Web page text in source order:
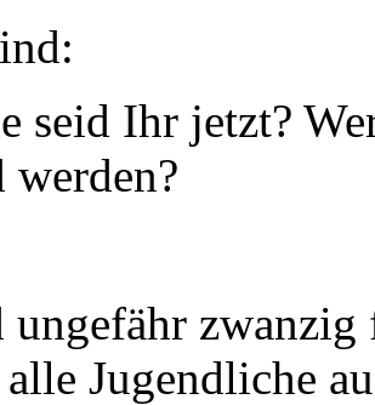
seid Ihr jetzt?
alle Jugendliche